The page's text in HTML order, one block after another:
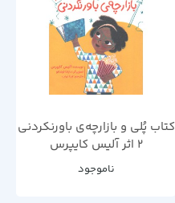
کتاب پُلی و بازارچه‌ی باورنکردنی
2 اثر آلیس کایپرس
ناموجود